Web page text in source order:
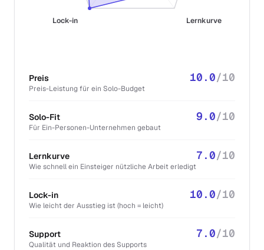
Lernkurve
Lock-in
Preis
Preis-Leistung für ein Solo-Budget
10.0/10
Solo-Fit
Für Ein-Personen-Unternehmen gebaut
9.0/10
Lernkurve
Wie schnell ein Einsteiger nützliche Arbeit erledigt
7.0/10
Lock-in
Wie leicht der Ausstieg ist (hoch = leicht)
10.0/10
Support
Qualität und Reaktion des Supports
7.0/10